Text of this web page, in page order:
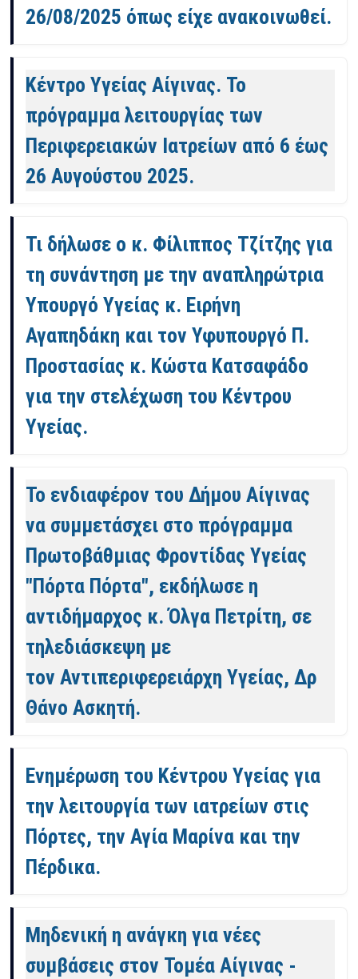
26/08/2025 όπως είχε ανακοινωθεί.
Κέντρο Υγείας Αίγινας. Το
πρόγραμμα λειτουργίας των
Περιφερειακών Ιατρείων από 6 έως
26 Αυγούστου 2025.
Τι δήλωσε ο κ. Φίλιππος Τζίτζης για
τη συνάντηση με την αναπληρώτρια
Υπουργό Υγείας κ. Ειρήνη
Αγαπηδάκη και τον Υφυπουργό Π.
Προστασίας κ. Κώστα Κατσαφάδο
για την στελέχωση του Κέντρου
Υγείας.
Το ενδιαφέρον του Δήμου Αίγινας
να συμμετάσχει στο πρόγραμμα
Πρωτοβάθμιας Φροντίδας Υγείας
"Πόρτα Πόρτα", εκδήλωσε η
αντιδήμαρχος κ. Όλγα Πετρίτη, σε
τηλεδιάσκεψη με
τον Αντιπεριφερειάρχη Υγείας, Δρ
Θάνο Ασκητή.
Ενημέρωση του Κέντρου Υγείας για
την λειτουργία των ιατρείων στις
Πόρτες, την Αγία Μαρίνα και την
Πέρδικα.
Μηδενική η ανάγκη για νέες
συμβάσεις στον Τομέα Αίγινας -